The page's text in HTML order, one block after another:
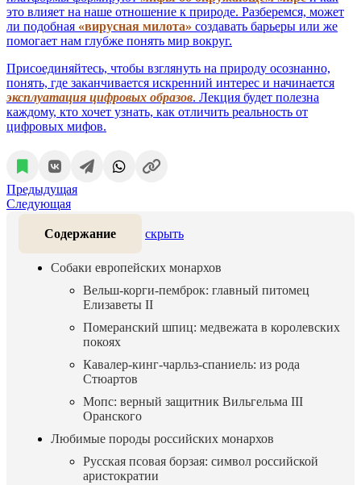
это влияет на наше отношение к природе. Разберемся, может
ли подобная «вирусная милота» создавать барьеры или же
помогает нам глубже понять мир вокруг.
Присоединяйтесь, чтобы взглянуть на природу осознанно,
понять, где заканчивается искренний интерес и начинается
эксплуатация цифровых образов. Лекция будет полезна
каждому, кто хочет узнать, как отличить реальность от
цифровых мифов.
Предыдущая
Следующая
Содержание скрыть
Собаки европейских монархов
Вельш-корги-пемброк: главный питомец
Елизаветы II
Померанский шпиц: медвежата в королевских
покоях
Кавалер-кинг-чарльз-спаниель: из рода
Стюартов
Мопс: верный защитник Вильгельма III
Оранского
Любимые породы российских монархов
Русская псовая борзая: символ российской
аристократии